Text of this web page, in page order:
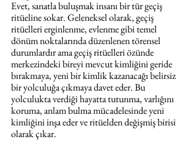
Evet, sanatla buluşmak insanı bir tür geçiş
ritüeline sokar. Geleneksel olarak, geçiş
ritüelleri erginlenme, evlenme gibi temel
dönüm noktalarında düzenlenen törensel
durumlardır ama geçiş ritüelleri özünde
merkezindeki bireyi mevcut kimliğini geride
bırakmaya, yeni bir kimlik kazanacağı belirsiz
bir yolculuğa çıkmaya davet eder. Bu
yolculukta verdiği hayatta tutunma, varlığını
koruma, anlam bulma mücadelesinde yeni
kimliğini inşa eder ve ritüelden değişmiş birisi
olarak çıkar.